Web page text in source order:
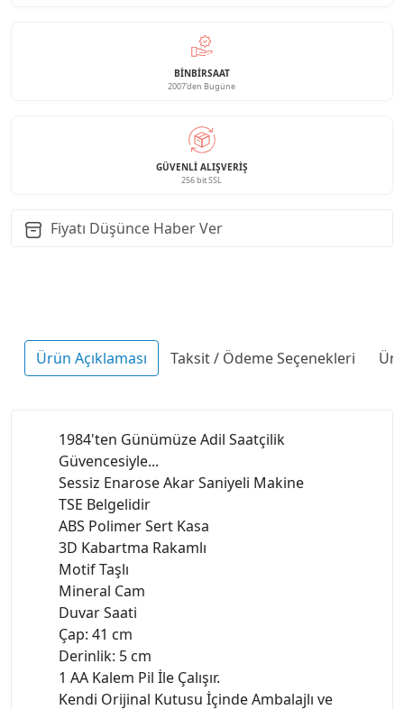
BINBIRSAAT
2007'den Bugüne
GÜVENLI ALIŞVERIŞ
256 bit SSL
Fiyatı Düşünce Haber Ver
Ürün Açıklaması Taksit / Ödeme Seçenekleri
1984'ten Günümüze Adil Saatçilik
Güvencesiyle...
Sessiz Enarose Akar Saniyeli Makine
TSE Belgelidir
ABS Polimer Sert Kasa
3D Kabartma Rakamlı
Motif Taşlı
Mineral Cam
Duvar Saati
Çap: 41 cm
Derinlik: 5 cm
1 AA Kalem Pil İle Çalışır.
Kendi Orijinal Kutusu İçinde Ambalajlı ve